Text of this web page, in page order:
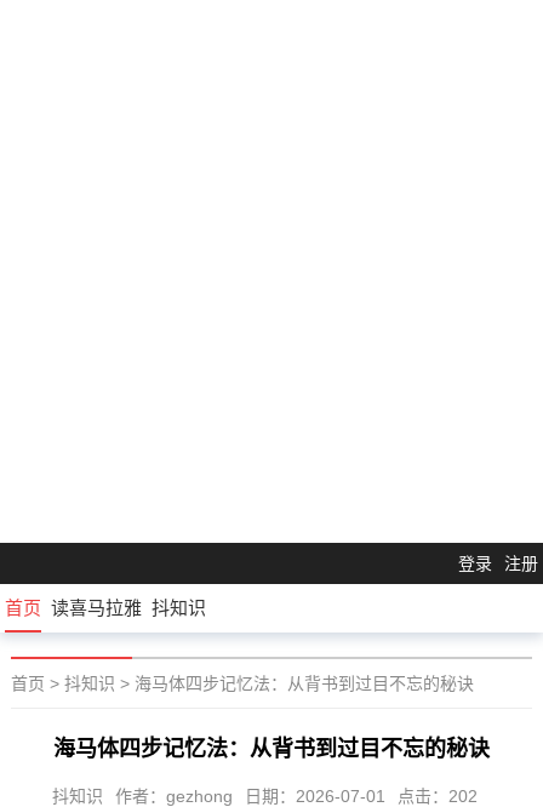
登录 注册
首页 读喜马拉雅 抖知识
首页 > 抖知识 > 海马体四步记忆法：从背书到过目不忘的秘诀
海马体四步记忆法：从背书到过目不忘的秘诀
抖知识 作者：gezhong 日期：2026-07-01 点击：202